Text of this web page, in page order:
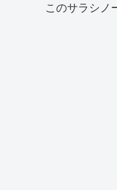
このサラシノ